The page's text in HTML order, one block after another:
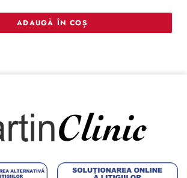
ADAUGĂ ÎN COȘ